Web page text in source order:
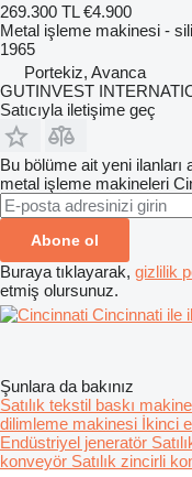
269.300 TL €4.900
Metal işleme makinesi -
1965
Portekiz, Avanca
GUTINVEST
Satıcıyla iletişime geç
Bu bölüme ait yeni ilanları
metal işleme makineleri
Abone ol
Buraya tıklayarak, gizlilik
etmiş olursunuz.
Cincinnati ile
Şunlara da bakınız
Satılık tekstil baskı
dilimleme makinesi İkinci
Endüstriyel jeneratör
konveyör Satılık zincirli